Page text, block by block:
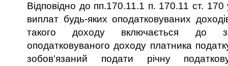
Відповідно до пп.170.11.1 п. 170.11 ст.
виплат будь-яких оподатковуваних
такого доходу включається до
оподатковуваного доходу платника
зобов'язаний подати річну